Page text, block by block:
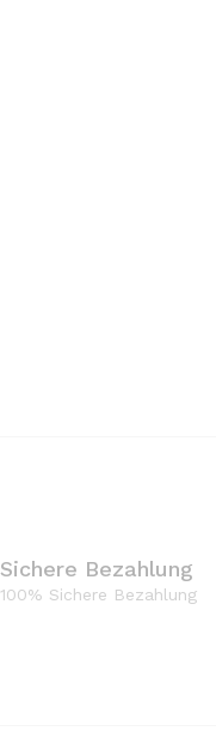
Sichere Bezahlung
100% Sichere Bezahlung